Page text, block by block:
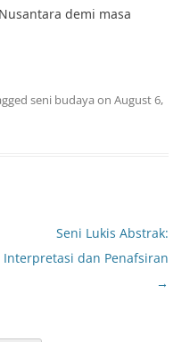
demi masa
seni budaya on August 6,
Seni Lukis Abstrak:
Interpretasi dan Penafsiran
→